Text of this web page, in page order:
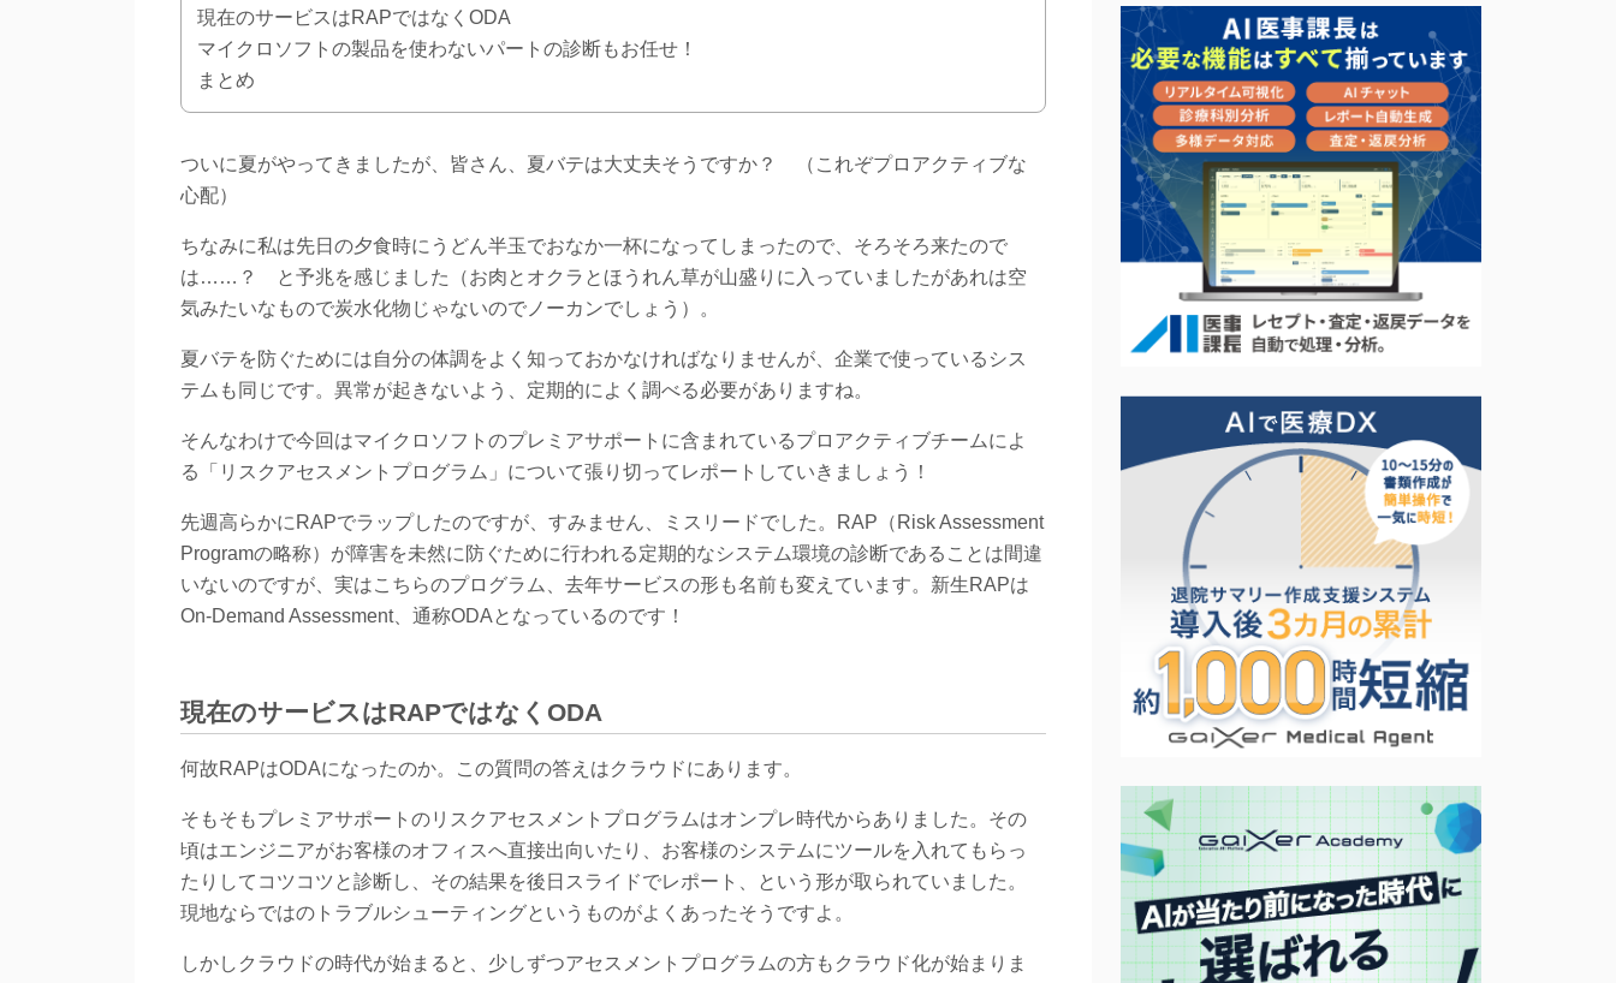
現在のサービスはRAPではなくODA
マイクロソフトの製品を使わないパートの診断もお任せ！
まとめ
ついに夏がやってきましたが、皆さん、夏バテは大丈夫そうですか？ （これぞプロアクティブな
心配）
ちなみに私は先日の夕食時にうどん半玉でおなか一杯になってしまったので、そろそろ来たので
は……？ と予兆を感じました（お肉とオクラとほうれん草が山盛りに入っていましたがあれは空
気みたいなもので炭水化物じゃないのでノーカンでしょう）。
夏バテを防ぐためには自分の体調をよく知っておかなければなりませんが、企業で使っているシス
テムも同じです。異常が起きないよう、定期的によく調べる必要がありますね。
そんなわけで今回はマイクロソフトのプレミアサポートに含まれているプロアクティブチームによ
る「リスクアセスメントプログラム」について張り切ってレポートしていきましょう！
先週高らかにRAPでラップしたのですが、すみません、ミスリードでした。RAP（Risk Assessment
Programの略称）が障害を未然に防ぐために行われる定期的なシステム環境の診断であることは間違
いないのですが、実はこちらのプログラム、去年サービスの形も名前も変えています。新生RAPは
On-Demand Assessment、通称ODAとなっているのです！
現在のサービスはRAPではなくODA
何故RAPはODAになったのか。この質問の答えはクラウドにあります。
そもそもプレミアサポートのリスクアセスメントプログラムはオンプレ時代からありました。その
頃はエンジニアがお客様のオフィスへ直接出向いたり、お客様のシステムにツールを入れてもらっ
たりしてコツコツと診断し、その結果を後日スライドでレポート、という形が取られていました。
現地ならではのトラブルシューティングというものがよくあったそうですよ。
しかしクラウドの時代が始まると、少しずつアセスメントプログラムの方もクラウド化が始まりま